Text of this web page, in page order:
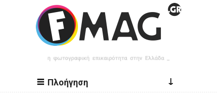
Παράκαμψη προς το κυρίως περιεχόμενο
Πλοήγηση ↓